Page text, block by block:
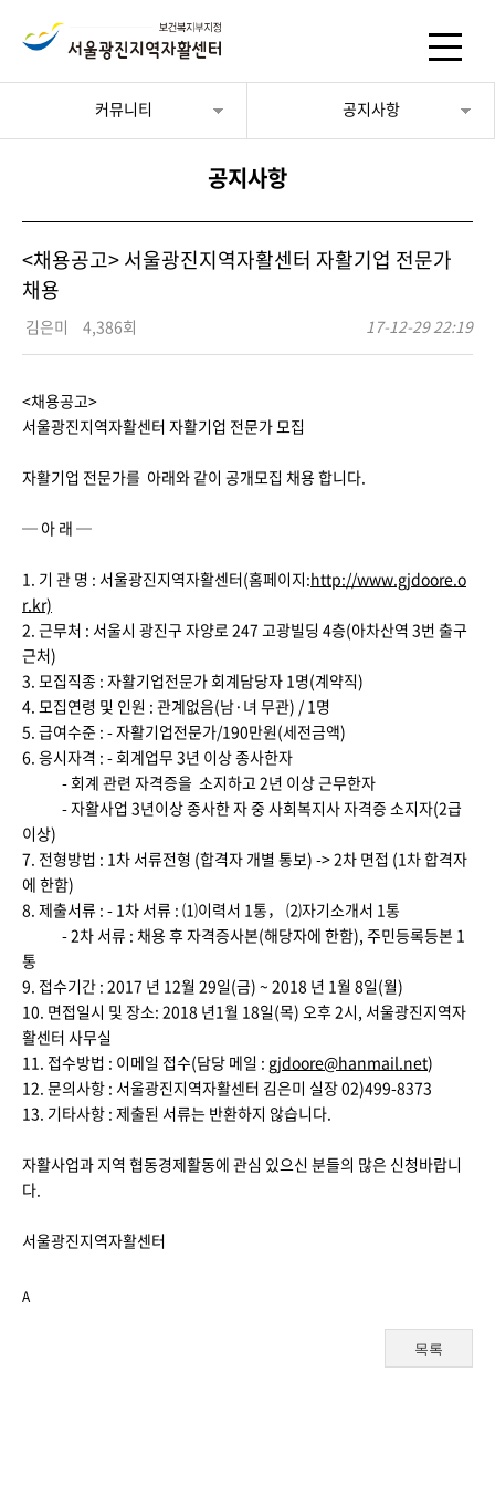
커뮤니티 공지사항
공지사항
<채용공고> 서울광진지역자활센터 자활기업 전문가
채용
김은미 4,386회 17-12-29 22:19
<채용공고>
서울광진지역자활센터 자활기업 전문가 모집
자활기업 전문가를 아래와 같이 공개모집 채용 합니다.
─ 아 래 ─
1. 기 관 명 : 서울광진지역자활센터(홈페이지:http://www.gjdoore.o
r.kr)
2. 근무처 : 서울시 광진구 자양로 247 고광빌딩 4층(아차산역 3번 출구
근처)
3. 모집직종 : 자활기업전문가 회계담당자 1명(계약직)
4. 모집연령 및 인원 : 관계없음(남·녀 무관) / 1명
5. 급여수준 : - 자활기업전문가/190만원(세전금액)
6. 응시자격 : - 회계업무 3년 이상 종사한자
- 회계 관련 자격증을 소지하고 2년 이상 근무한자
- 자활사업 3년이상 종사한 자 중 사회복지사 자격증 소지자(2급
이상)
7. 전형방법 : 1차 서류전형 (합격자 개별 통보) -> 2차 면접 (1차 합격자
에 한함)
8. 제출서류 : - 1차 서류 : ⑴이력서 1통， ⑵자기소개서 1통
- 2차 서류 : 채용 후 자격증사본(해당자에 한함), 주민등록등본 1
통
9. 접수기간 : 2017 년 12월 29일(금) ~ 2018 년 1월 8일(월)
10. 면접일시 및 장소: 2018 년1월 18일(목) 오후 2시, 서울광진지역자
활센터 사무실
11. 접수방법 : 이메일 접수(담당 메일 : gjdoore@hanmail.net)
12. 문의사항 : 서울광진지역자활센터 김은미 실장 02)499-8373
13. 기타사항 : 제출된 서류는 반환하지 않습니다.
자활사업과 지역 협동경제활동에 관심 있으신 분들의 많은 신청바랍니
다.
서울광진지역자활센터
A
목록